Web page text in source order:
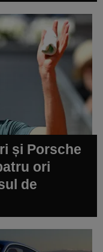
și Porsche
ori
de